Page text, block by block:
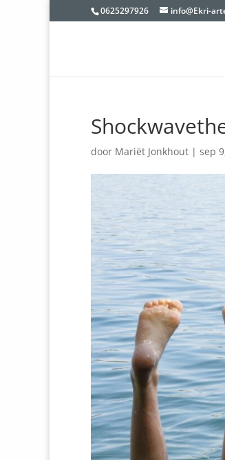
0625297926 info@Ekri-
door Mariët Jonkhout | sep